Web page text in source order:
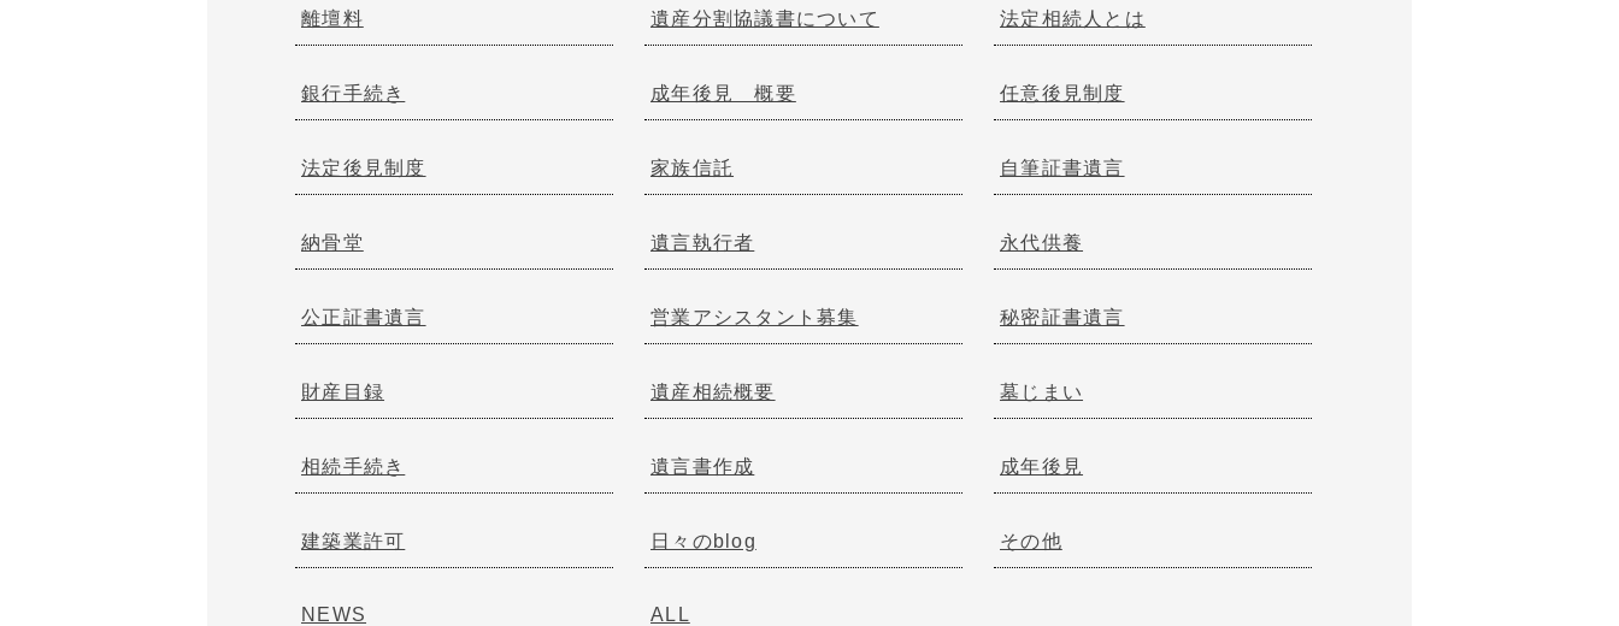
離壇料 遺産分割協議書について 法定相続人とは
銀行手続き 成年後見 概要 任意後見制度
法定後見制度 家族信託 自筆証書遺言
納骨堂 遺言執行者 永代供養
公正証書遺言 営業アシスタント募集 秘密証書遺言
財産目録 遺産相続概要 墓じまい
相続手続き 遺言書作成 成年後見
建築業許可 日々のblog その他
NEWS ALL